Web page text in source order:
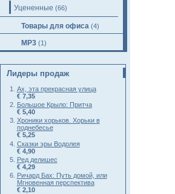
Уцененные (66)
Товары для офиса (4)
MP3 (1)
Лидеры продаж
Ах, эта прекрасная улица
€ 7,35
Большое Крыло: Притча
€ 5,40
Хроники хорьков. Хорьки в
поднебесье
€ 5,25
Сказки эры Водолея
€ 4,90
Ред делишес
€ 4,29
Ричард Бах: Путь домой, или
Мгновенная перспектива
€ 2,10